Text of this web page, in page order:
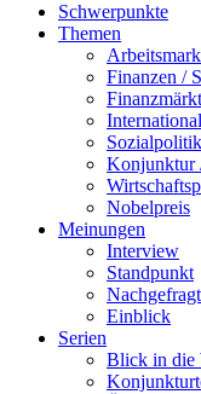
Schwerpunkte
Themen
Finanzen /
International
Sozialpolitik
Konjunktur
Nobelpreis
Meinungen
Interview
Standpunkt
Nachgefragt
Einblick
Serien
Blick in die